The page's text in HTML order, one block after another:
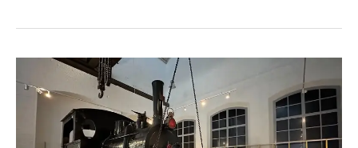
Viaje
en
el
Tiempo: